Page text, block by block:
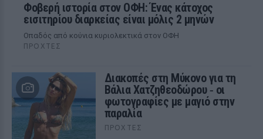
Φοβερή ιστορία στον ΟΦΗ: Ένας κάτοχος
εισιτηρίου διαρκείας είναι μόλις 2 μηνών
Οπαδός από κούνια κυριολεκτικά στον ΟΦΗ
ΠΡΟΧΤΈΣ
Διακοπές στη Μύκονο για τη
Βάλια Χατζηθεοδώρου ‑ οι
φωτογραφίες με μαγιό στην
παραλία
ΠΡΟΧΤΈΣ